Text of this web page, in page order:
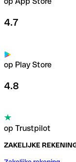
4.7
op Play Store
4.8
op Trustpilot
ZAKELIJKE